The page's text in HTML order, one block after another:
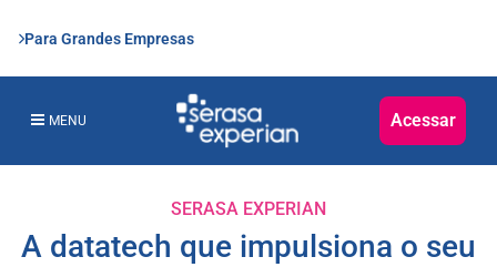
Para Grandes Empresas
MENU Acessar
SERASA EXPERIAN
A datatech que impulsiona o seu